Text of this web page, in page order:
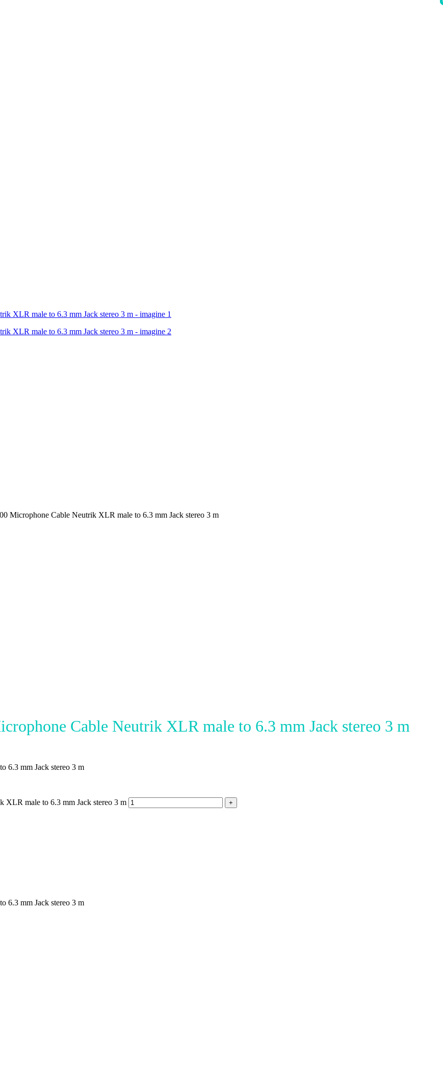
Microphone Cable Neutrik XLR male to 6.3 mm Jack stereo 3 m
Cable Neutrik XLR male to 6.3 mm Jack stereo 3 m
6.3 mm Jack stereo 3 m
male to 6.3 mm Jack stereo 3 m
6.3 mm Jack stereo 3 m